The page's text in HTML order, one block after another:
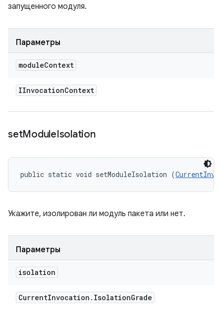
запущенного модуля.
Параметры
moduleContext
IInvocationContext
setModuleIsolation
public static void setModuleIsolation (
Укажите, изолирован ли модуль пакета или нет.
Параметры
isolation
CurrentInvocation . IsolationGrade